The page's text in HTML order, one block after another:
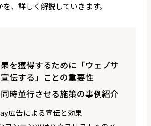
を、詳しく解説していきます。
を獲得するために「ウェブサ
伝する」ことの重要性
時並行させる施策の事例紹介
広告による宣伝と効果